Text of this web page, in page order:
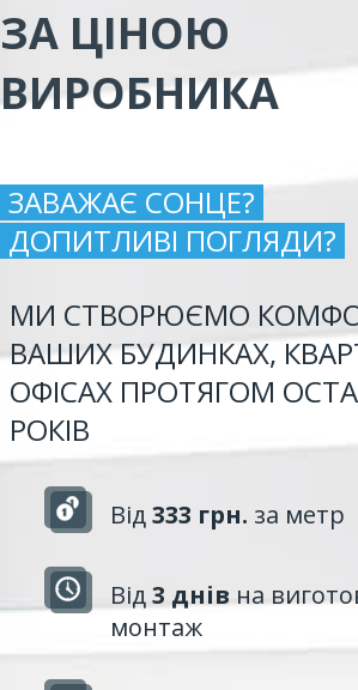
ЗА ЦІНОЮ
ВИРОБНИКА
ЗАВАЖАЄ СОНЦЕ?
ДОПИТЛИВІ ПОГЛЯДИ?
МИ СТВОРЮЄМО
ВАШИХ БУДИНКАХ,
ОФІСАХ ПРОТЯГОМ
РОКІВ
Від333 грн. за метр
Від3 днів на
монтаж